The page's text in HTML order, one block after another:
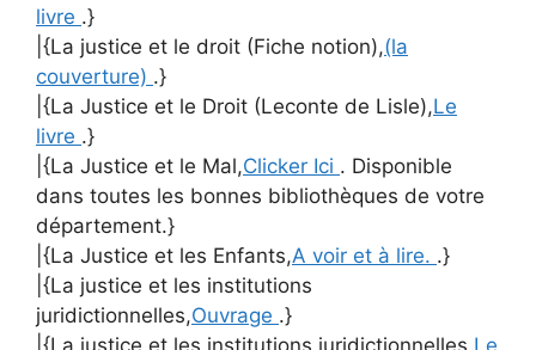
livre .}
|{La justice et le droit (Fiche notion),(la
couverture) .}
|{La Justice et le Droit (Leconte de Lisle),Le
livre .}
|{La Justice et le Mal,Clicker Ici . Disponible
dans toutes les bonnes bibliothèques de votre
département.}
|{La Justice et les Enfants,A voir et à lire. .}
|{La justice et les institutions
juridictionnelles,Ouvrage .}
|{La justice et les institutions juridictionnelles, Le